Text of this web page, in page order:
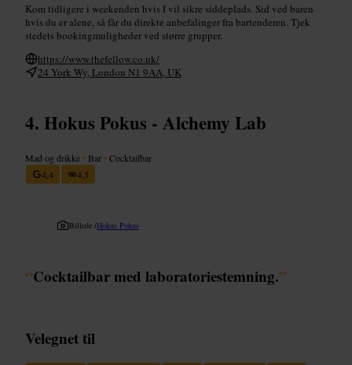
Kom tidligere i weekenden hvis I vil sikre siddeplads. Sid ved baren
hvis du er alene, så får du direkte anbefalinger fra bartenderen. Tjek
stedets bookingmuligheder ved større grupper.
https://www.thefellow.co.uk/
24 York Wy, London N1 9AA, UK
Hokus Pokus - Alchemy Lab
Mad og drikke • Bar •Cocktailbar
4,4
4,5
Billede /Hokus Pokus
“Cocktailbar med laboratoriestemning.”
Velegnet til